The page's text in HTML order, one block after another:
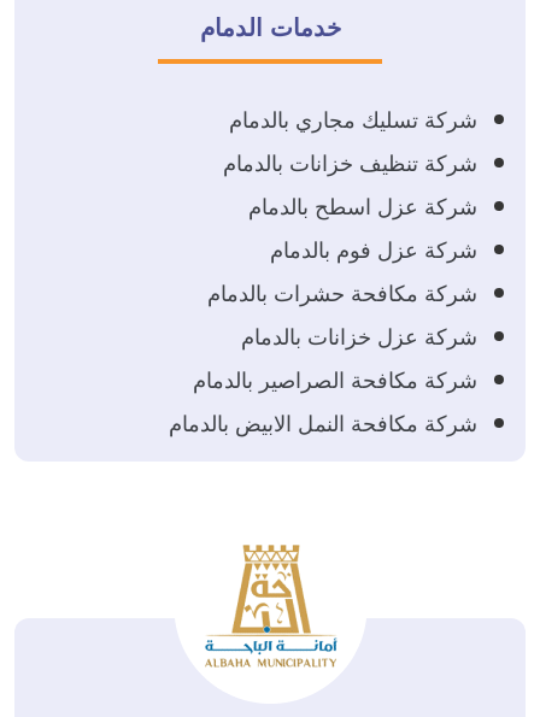
خدمات الدمام
شركة تسليك مجاري بالدمام
شركة تنظيف خزانات بالدمام
شركة عزل اسطح بالدمام
شركة عزل فوم بالدمام
شركة مكافحة حشرات بالدمام
شركة عزل خزانات بالدمام
شركة مكافحة الصراصير بالدمام
شركة مكافحة النمل الابيض بالدمام